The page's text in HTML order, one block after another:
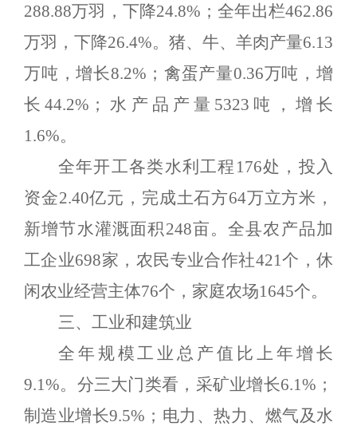
288.88万羽，下降24.8% ；全年出栏462.86
万羽，下降26.4%。猪、牛、羊肉产量6.13
万吨，增长8.2% ；禽蛋产量0.36万吨，增
长44.2% ；水产品产量 5323 吨，增长
1.6%。
全年开工各类水利工程 176处，投入
资金2.40亿元，完成土石方64万立方米 ，
新增节水灌溉面积248亩。全县农产品加
工企业698家，农民专业合作社421个， 休
闲农业经营主体76个，家庭农场1645个。
三、工业和建筑业
全年规模工业总产值比上年增长
9.1%。分三大门类看，采矿业增长6.1% ；
制造业增长9.5% ；电力、热力、燃气及水